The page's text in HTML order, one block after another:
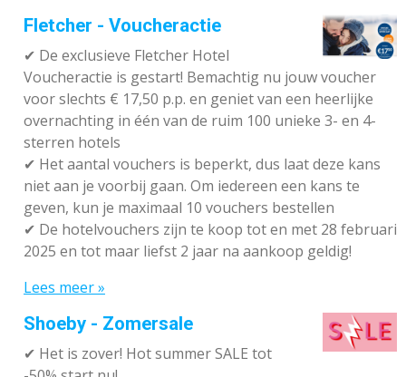
Fletcher - Voucheractie
✔ De exclusieve Fletcher Hotel
Voucheractie is gestart! Bemachtig nu jouw voucher
voor slechts € 17,50 p.p. en geniet van een heerlijke
overnachting in één van de ruim 100 unieke 3- en 4-
sterren hotels
✔ Het aantal vouchers is beperkt, dus laat deze kans
niet aan je voorbij gaan. Om iedereen een kans te
geven, kun je maximaal 10 vouchers bestellen
✔ De hotelvouchers zijn te koop tot en met 28 februari
2025 en tot maar liefst 2 jaar na aankoop geldig!
Lees meer »
Shoeby - Zomersale
✔ Het is zover! Hot summer SALE tot